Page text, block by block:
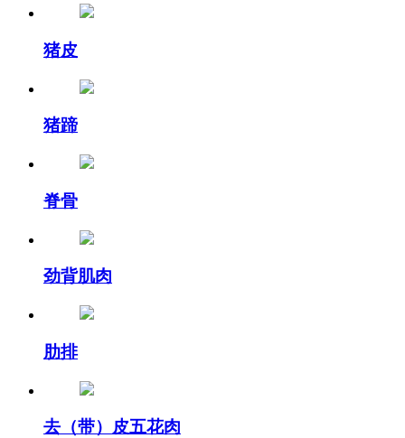
猪皮
猪蹄
脊骨
劲背肌肉
肋排
去（带）皮五花肉